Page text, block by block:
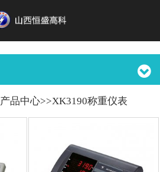
产品中心>>XK3190称重仪表